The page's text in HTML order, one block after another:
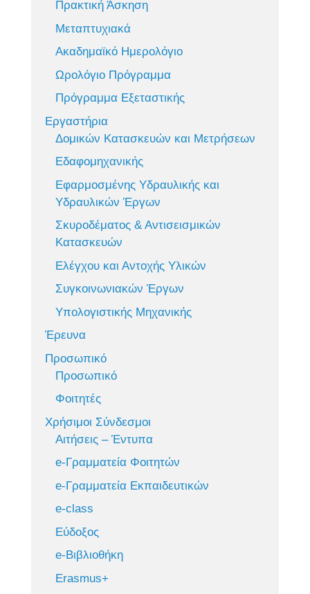
Πρακτική Άσκηση
Μεταπτυχιακά
Ακαδημαϊκό Ημερολόγιο
Ωρολόγιο Πρόγραμμα
Πρόγραμμα Εξεταστικής
Εργαστήρια
Δομικών Κατασκευών και Μετρήσεων
Εδαφομηχανικής
Εφαρμοσμένης Υδραυλικής και
Υδραυλικών Έργων
Σκυροδέματος & Αντισεισμικών
Κατασκευών
Ελέγχου και Αντοχής Υλικών
Συγκοινωνιακών Έργων
Υπολογιστικής Μηχανικής
Έρευνα
Προσωπικό
Προσωπικό
Φοιτητές
Χρήσιμοι Σύνδεσμοι
Αιτήσεις – Έντυπα
e-Γραμματεία Φοιτητών
e-Γραμματεία Εκπαιδευτικών
e-class
Εύδοξος
e-Βιβλιοθήκη
Erasmus+